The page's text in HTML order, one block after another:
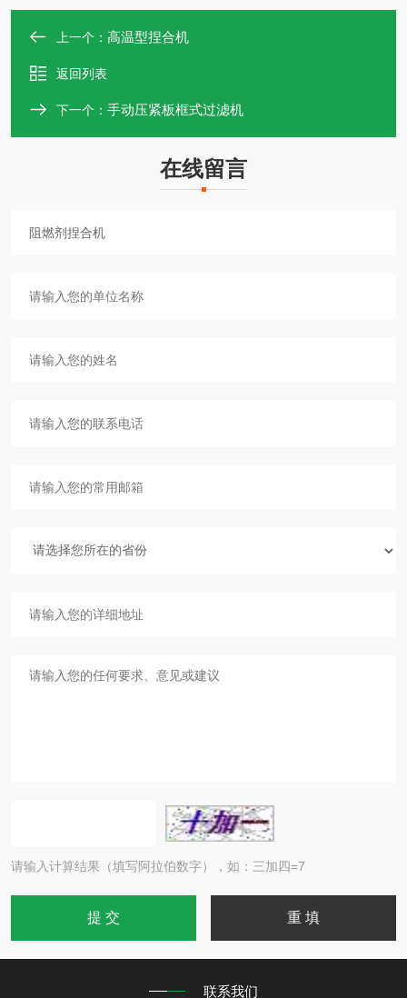
上一个： 高温型捏合机
返回列表
下一个： 手动压紧板框式过滤机
在线留言
请输入计算结果（填写阿拉伯数字），如：三加四=7
联系我们